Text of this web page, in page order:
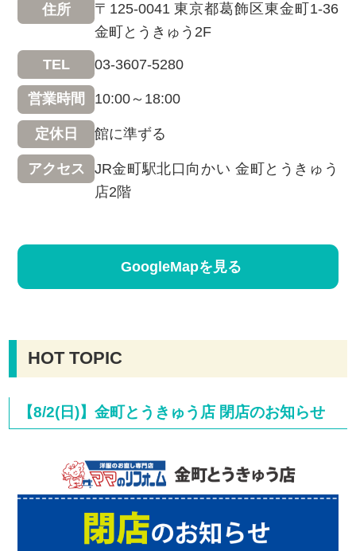
住所
〒125-0041 東京都葛飾区東金町1-36
金町とうきゅう2F
TEL 03-3607-5280
営業時間 10:00～18:00
定休日 館に準ずる
アクセス
JR金町駅北口向かい 金町とうきゅう
店2階
GoogleMapを見る
HOT TOPIC
【8/2(日)】金町とうきゅう店 閉店のお知らせ